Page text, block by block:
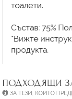
тоалети.
Състав: 75%
*Вижте
продукта.
ПОДХОДЯЩИ
ЗА ТЕЗИ, КОИТО